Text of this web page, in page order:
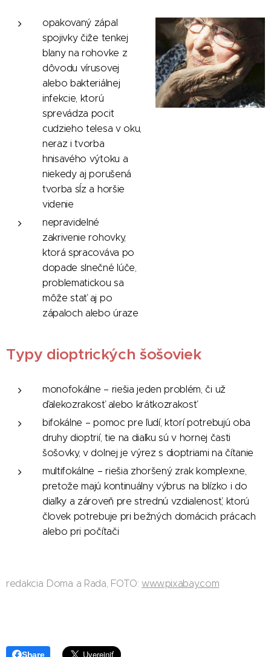
opakovaný zápal
spojivky čiže tenkej
blany na rohovke z
dôvodu vírusovej
alebo bakteriálnej
infekcie, ktorú
sprevádza pocit
cudzieho telesa v oku,
neraz i tvorba
hnisavého výtoku a
niekedy aj porušená
tvorba sĺz a horšie
videnie
nepravidelné
zakrivenie rohovky,
ktorá spracováva po
dopade slnečné lúče,
problematickou sa
môže stať aj po
zápaloch alebo úraze
Typy dioptrických šošoviek
monofokálne – riešia jeden problém, či už
ďalekozrakosť alebo krátkozrakosť
bifokálne – pomoc pre ľudí, ktorí potrebujú oba
druhy dioptrií, tie na diaľku sú v hornej časti
šošovky, v dolnej je výrez s dioptriami na čítanie
multifokálne – riešia zhoršený zrak komplexne,
pretože majú kontinuálny výbrus na blízko i do
diaľky a zároveň pre strednú vzdialenosť, ktorú
človek potrebuje pri bežných domácich prácach
alebo pri počítači
redakcia Doma a Rada, FOTO:www.pixabay.com
Share